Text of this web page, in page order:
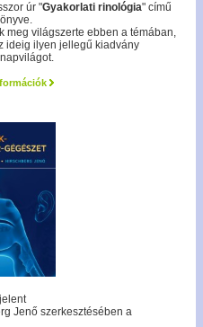
úr "Gyakorlati rinológia" című
meg világszerte ebben a témában,
ideig ilyen jellegű kiadvány
Jenő szerkesztésében a